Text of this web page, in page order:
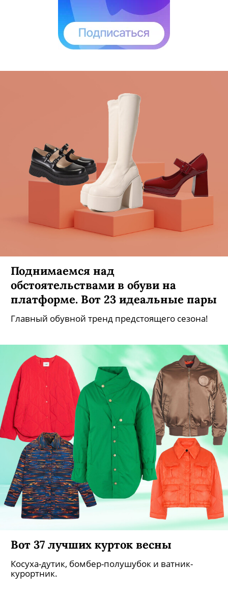
Поднимаемся над
обстоятельствами в обуви на
платформе. Вот 23 идеальные пары
Главный обувной тренд предстоящего сезона!
Вот 37 лучших курток весны
Косуха-дутик, бомбер-полушубок и ватник-
курортник.